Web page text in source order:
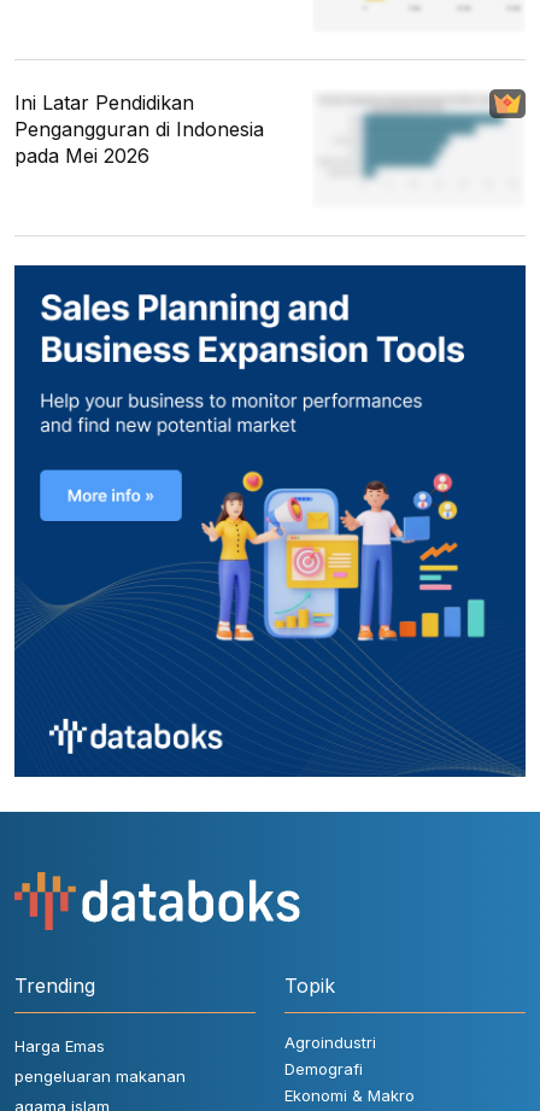
Ini Latar Pendidikan
Pengangguran di Indonesia
pada Mei 2026
Trending
Harga Emas
pengeluaran makanan
agama islam
Topik
Agroindustri
Demografi
Ekonomi & Makro